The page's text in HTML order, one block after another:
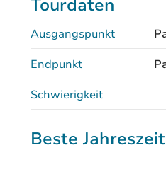
Tourdaten
Ausgangspunkt
Endpunkt
Schwierigkeit
Beste Jahreszeit